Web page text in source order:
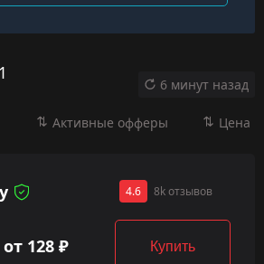
6 минут назад
Активные офферы Цена
4.6 8k отзывов
от 128 ₽ Купить